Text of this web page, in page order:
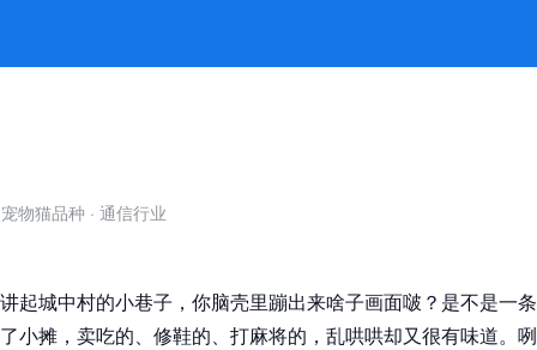
物猫品种 · 通信行业
起城中村的小巷子，你脑壳里蹦出来啥子画面啵？是不是一
小摊，卖吃的、修鞋的、打麻将的，乱哄哄却又很有味道。